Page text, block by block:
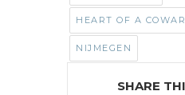
HEART OF A
NIJMEGEN
SHARE